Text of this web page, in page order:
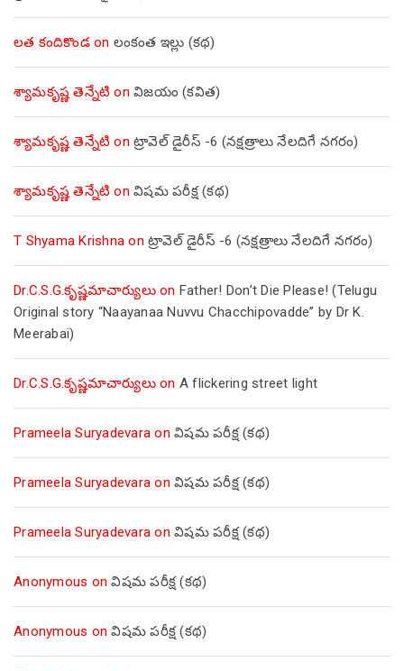
లత కందికొండon లంకంత ఇల్లు (కథ)
శ్యామకృష్ణ తెన్నేటి on విజయం (కవిత)
శ్యామకృష్ణ తెన్నేటి on ట్రావెల్ డైరీస్ -6 (నక్షత్రాలు నేలదిగే నగరం)
శ్యామకృష్ణ తెన్నేటి on విషమ పరీక్ష (క‌థ‌)
T Shyama Krishna on ట్రావెల్ డైరీస్ -6 (నక్షత్రాలు నేలదిగే నగరం)
Dr.C.S.G.కృష్ణమాచార్యులుon Father! Don’t Die Please! (Telugu
Original story “Naayanaa Nuvvu Chacchipovadde” by Dr K.
Meerabai)
Dr.C.S.G.కృష్ణమాచార్యులుon A flickering street light
Prameela Suryadevara on విషమ పరీక్ష (క‌థ‌)
Prameela Suryadevara on విషమ పరీక్ష (క‌థ‌)
Prameela Suryadevara on విషమ పరీక్ష (క‌థ‌)
Anonymous onవిషమ పరీక్ష (క‌థ‌)
Anonymous onవిషమ పరీక్ష (క‌థ‌)